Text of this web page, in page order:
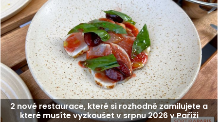
2 nové restaurace, které si rozhodně zamilujete a
které musíte vyzkoušet v srpnu 2026 v Paříži